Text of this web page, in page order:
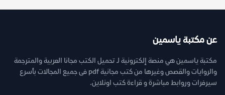
عن مكتبة ياسمين
مكتبة ياسمين هي منصة إلكترونية لـ تحميل الكتب مجانا العربية والمترجمة
والروايات والقصص وغيرها من كتب مجانية pdf فى جميع المجالات بأسرع
سيرفرات وروابط مباشرة و قراءة كتب اونلاين.